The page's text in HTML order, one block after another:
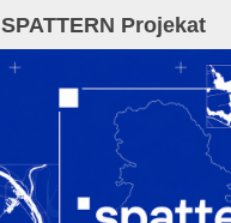
SPATTERN Projekat